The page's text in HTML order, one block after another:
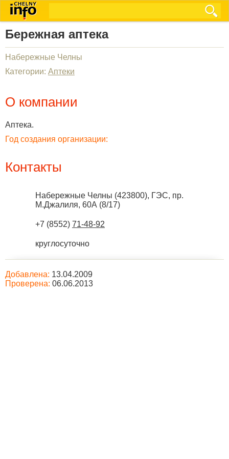
Бережная аптека
Набережные Челны
Категории: Аптеки
О компании
Аптека.
Год создания организации:
Контакты
Набережные Челны (423800), ГЭС, пр.
М.Джалиля, 60А (8/17)
+7 (8552) 71-48-92
круглосуточно
Добавлена: 13.04.2009
Проверена: 06.06.2013